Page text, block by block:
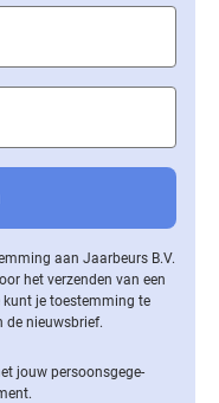
aan Jaarbeurs B.V.
het verzenden van een
je toestemming te
de nieuwsbrief.
jouw per­soons­ge­ge­